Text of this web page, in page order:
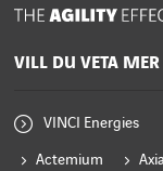
VILL DU VETA MER
VINCI Energies
Actemium